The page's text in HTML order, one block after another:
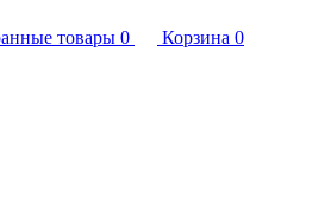
товары 0 Корзина 0